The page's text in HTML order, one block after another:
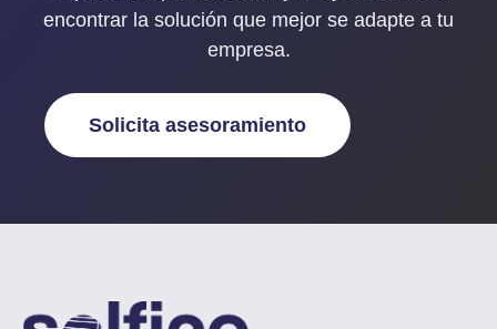
encontrar la solución que mejor se adapte a tu
empresa.
Solicita asesoramiento